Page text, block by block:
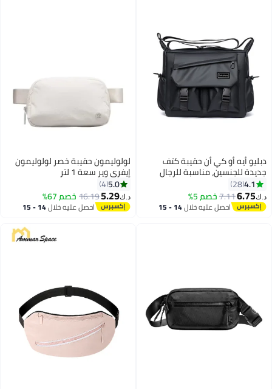
12
دبليو أيه أو كي أن حقيبة كتف
جديدة للجنسين، مناسبة للرجال
والنساء من مختلف الأعمار،
مصنوعة من قماش أكسفورد عالي
الجودة، ذات سعة كبيرة، تصميم
بسيط وعصري، مثالية للعمل
4.1
28
د.ك‏6.75
7.11خصم 5%
احصل عليه خلال 14 - 15
6
لولوليمون حقيبة خصر لولوليمون
إيفري وير سعة 1 لتر
5.0
4
د.ك‏5.29
16.19خصم 67%
احصل عليه خلال 14 - 15